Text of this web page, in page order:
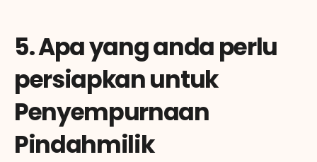
5. Apa yang anda perlu
persiapkan untuk
Penyempurnaan
Pindahmilik